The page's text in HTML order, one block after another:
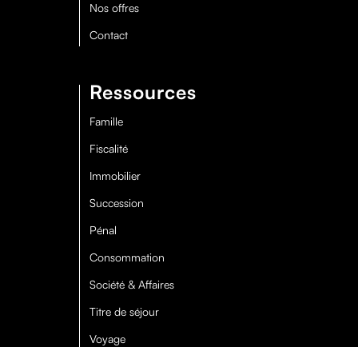
Nos offres
Contact
Ressources
Famille
Fiscalité
Immobilier
Succession
Pénal
Consommation
Société & Affaires
Titre de séjour
Voyage